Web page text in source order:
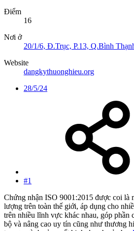
Điểm
16
Nơi ở
20/1/6, Đ.Trục, P.13, Q.Bình
Website
dangkythuonghieu.org
28/5/24
#1
Chứng nhận ISO 9001:2015 được coi là
lượng trên toàn thế giới, áp dụng cho
trên nhiều lĩnh vực khác nhau, góp phần
bộ và nâng cao uy tín cũng như thương